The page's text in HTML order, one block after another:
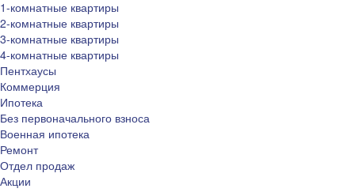
1-комнатные квартиры
2-комнатные квартиры
3-комнатные квартиры
4-комнатные квартиры
Пентхаусы
Коммерция
Ипотека
Без первоначального взноса
Военная ипотека
Ремонт
Отдел продаж
Акции